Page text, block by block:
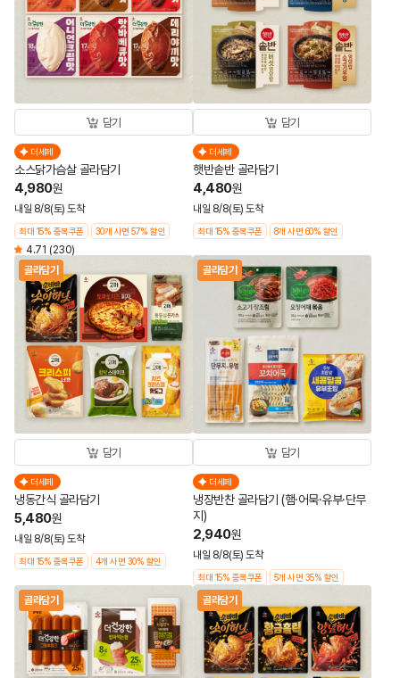
담기
더세페
소스닭가슴살 골라담기
4,980원
내일 8/8(토) 도착
최대 15% 중복쿠폰 30개 사면 57% 할인
4.71 (230)
담기
더세페
햇반솥반 골라담기
4,480원
내일 8/8(토) 도착
최대 15% 중복쿠폰 8개 사면 60% 할인
골라담기
담기
더세페
냉동간식 골라담기
5,480원
내일 8/8(토) 도착
최대 15% 중복쿠폰 4개 사면 30% 할인
골라담기
담기
더세페
냉장반찬 골라담기 (햄·어묵·유부·단무
지)
2,940원
내일 8/8(토) 도착
최대 15% 중복쿠폰 5개 사면 35% 할인
골라담기 골라담기